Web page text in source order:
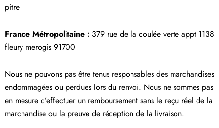
pitre
France Métropolitaine : 379 rue de la coulée verte appt 1138
fleury merogis 91700
Nous ne pouvons pas être tenus responsables des marchandises
endommagées ou perdues lors du renvoi. Nous ne sommes pas
en mesure d’effectuer un remboursement sans le reçu réel de la
marchandise ou la preuve de réception de la livraison.